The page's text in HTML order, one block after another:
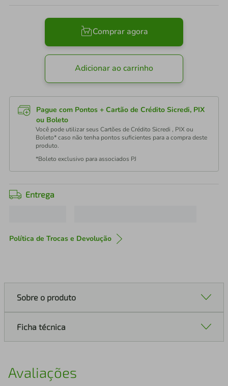
Comprar agora
Adicionar ao carrinho
Pague com Pontos + Cartão de Crédito Sicredi, PIX
ou Boleto
Você pode utilizar seus Cartões de Crédito Sicredi , PIX ou
Boleto* caso não tenha pontos suficientes para a compra deste
produto.
*Boleto exclusivo para associados PJ
Entrega
Política de Trocas e Devolução
Sobre o produto
Ficha técnica
Avaliações